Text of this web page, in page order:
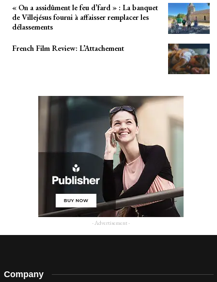
« On a assidûment le feu d’fard » : La banquet
de Villejésus fourni à affaisser remplacer les
délassements
French Film Review: L’Attachement
- Advertisement -
Company